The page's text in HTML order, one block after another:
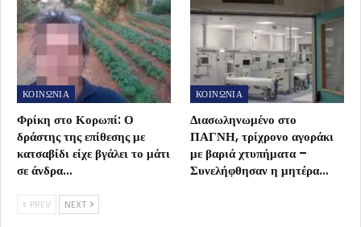
ΚΟΙΝΩΝΙΑ
Φρίκη στο Κορωπί: Ο
δράστης της επίθεσης με
κατσαβίδι είχε βγάλει το μάτι
σε άνδρα…
ΚΟΙΝΩΝΙΑ
Διασωληνωμένο στο
ΠΑΓΝΗ, τρίχρονο αγοράκι
με βαριά χτυπήματα –
Συνελήφθησαν η μητέρα…
PREV NEXT